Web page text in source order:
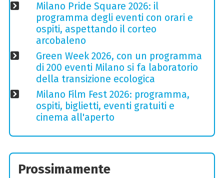
Milano Pride Square 2026: il
programma degli eventi con orari e
ospiti, aspettando il corteo
arcobaleno
Green Week 2026, con un programma
di 200 eventi Milano si fa laboratorio
della transizione ecologica
Milano Film Fest 2026: programma,
ospiti, biglietti, eventi gratuiti e
cinema all'aperto
Prossimamente